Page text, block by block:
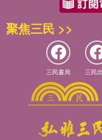
聚焦三民 >>
三民書局 三民